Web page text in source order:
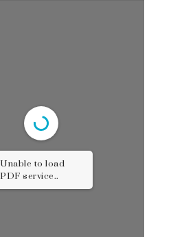
Unable to load
PDF service..